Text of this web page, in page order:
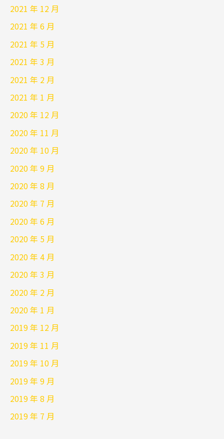
2021 年 12 月
2021 年 6 月
2021 年 5 月
2021 年 3 月
2021 年 2 月
2021 年 1 月
2020 年 12 月
2020 年 11 月
2020 年 10 月
2020 年 9 月
2020 年 8 月
2020 年 7 月
2020 年 6 月
2020 年 5 月
2020 年 4 月
2020 年 3 月
2020 年 2 月
2020 年 1 月
2019 年 12 月
2019 年 11 月
2019 年 10 月
2019 年 9 月
2019 年 8 月
2019 年 7 月